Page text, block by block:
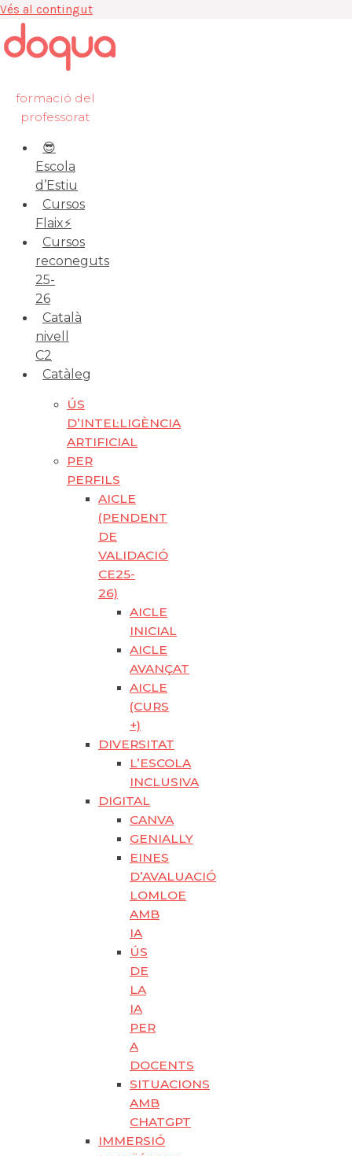
Vés al contingut
formació del
professorat
😎
Escola
d’Estiu
Cursos
Flaix⚡️
Cursos
reconeguts
25-
26
Català
nivell
C2
Catàleg
ÚS
D’INTEL·LIGÈNCIA
ARTIFICIAL
PER
PERFILS
AICLE
(PENDENT
DE
VALIDACIÓ
CE25-
26)
AICLE
INICIAL
AICLE
AVANÇAT
AICLE
(CURS
+)
DIVERSITAT
L’ESCOLA
INCLUSIVA
DIGITAL
CANVA
GENIALLY
EINES
D’AVALUACIÓ
LOMLOE
AMB
IA
ÚS
DE
LA
IA
PER
A
DOCENTS
SITUACIONS
AMB
CHATGPT
IMMERSIÓ